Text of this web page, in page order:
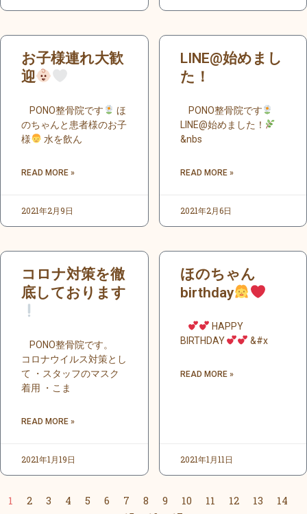
お子様連れ大歓
迎
PONO整骨院です
ほ
のちゃんと患者様のお子
様
水を飲ん
READ MORE »
2021年2月9日
LINE@始めまし
た！
PONO整骨院です
LINE@始めました！
&nbs
READ MORE »
2021年2月6日
コロナ対策を徹
底しております
PONO整骨院です。
コロナウイルス対策とし
て ・スタッフのマスク
着用 ・こま
READ MORE »
2021年1月19日
ほのちゃん
birthday
HAPPY
BIRTHDAY
&#x
READ MORE »
2021年1月11日
1 2 3 4 5 6 7 8 9 10 11 12 13 14